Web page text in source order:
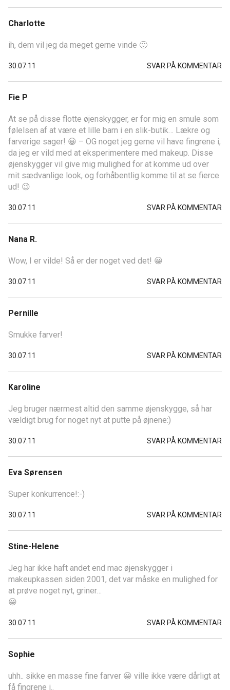
Charlotte
ih, dem vil jeg da meget gerne vinde 🙂
30.07.11 SVAR PÅ KOMMENTAR
Fie P
At se på disse flotte øjenskygger, er for mig en smule som
følelsen af at være et lille barn i en slik-butik… Lækre og
farverige sager! 😀 – OG noget jeg gerne vil have fingrene i,
da jeg er vild med at eksperimentere med makeup. Disse
øjenskygger vil give mig mulighed for at komme ud over
mit sædvanlige look, og forhåbentlig komme til at se fierce
ud! 😉
30.07.11 SVAR PÅ KOMMENTAR
Nana R.
Wow, I er vilde! Så er der noget ved det! 😀
30.07.11 SVAR PÅ KOMMENTAR
Pernille
Smukke farver!
30.07.11 SVAR PÅ KOMMENTAR
Karoline
Jeg bruger nærmest altid den samme øjenskygge, så har
vældigt brug for noget nyt at putte på øjnene:)
30.07.11 SVAR PÅ KOMMENTAR
Eva Sørensen
Super konkurrence!:-)
30.07.11 SVAR PÅ KOMMENTAR
Stine-Helene
Jeg har ikke haft andet end mac øjenskygger i
makeupkassen siden 2001, det var måske en mulighed for
at prøve noget nyt, griner…
😀
30.07.11 SVAR PÅ KOMMENTAR
Sophie
uhh.. sikke en masse fine farver 😀 ville ikke være dårligt at
få fingrene i..